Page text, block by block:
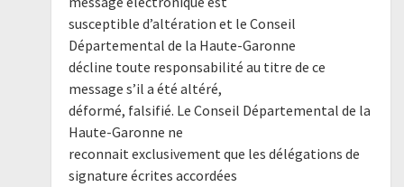
susceptible d’altération et le Conseil
Départemental de la Haute-Garonne
décline toute responsabilité au titre de ce
message s’il a été altéré,
déformé, falsifié. Le Conseil Départemental de la
Haute-Garonne ne
reconnait exclusivement que les délégations de
signature écrites accordées